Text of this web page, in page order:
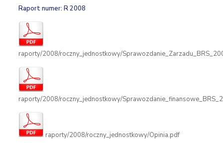
Raport numer: R 2008
raporty/2008/roczny_jednostkowy/
raporty/2008/roczny_jednostkowy/
raporty/2008/roczny_jednostkowy/Opinia.pdf